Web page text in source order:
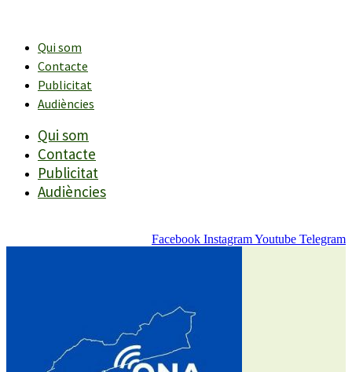
contingutQui som
Contacte
Publicitat
Audiències
Qui som
Contacte
Publicitat
Audiències
Facebook InstagramYoutube Telegram